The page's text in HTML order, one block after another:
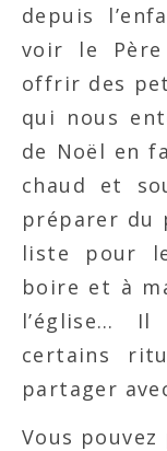
depuis
voir le
offrir des
qui nous
de Noël en
chaud et
préparer du
liste pour
boire et à
l’église…
certains
partager
Vous